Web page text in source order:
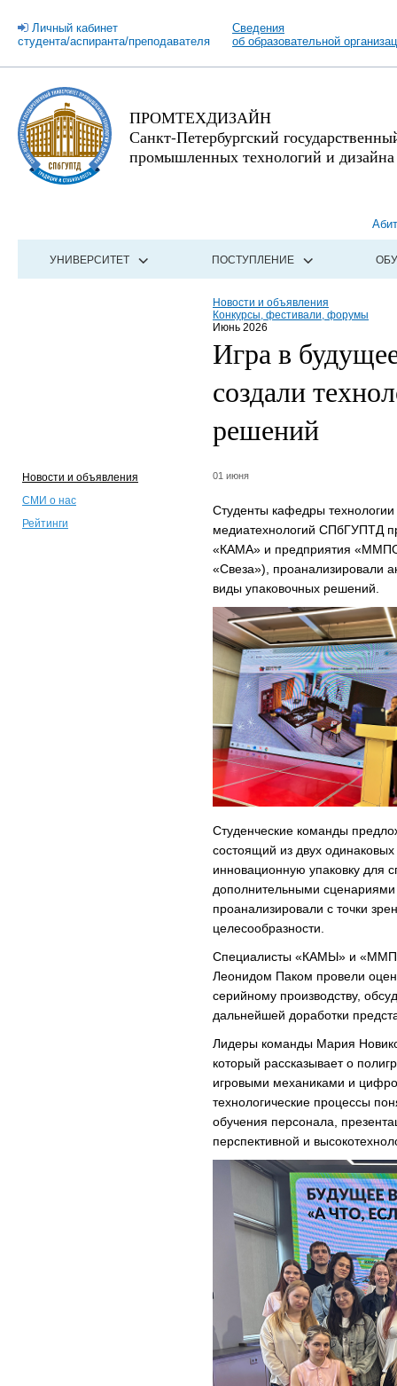
Личный кабинет
студента/аспиранта/преподавателя
Сведения
об образовательной
ПРОМТЕХДИЗАЙН
Санкт-Петербургский
промышленных технологий и дизайна
УНИВЕРСИТЕТ ПОСТУПЛЕНИЕ
Новости и объявления
Конкурсы, фестивали, форумы
Июнь 2026
Игра в
создали
решений
Новости и объявления
СМИ о нас
Рейтинги
01 июня
Студенты кафедры
медиатехнологий СПбГУПТД
«КАМА» и предприятия
«Свеза»), проанализировали
виды упаковочных решений.
Студенческие команды
состоящий из двух
инновационную упаковку для
дополнительными
проанализировали с точки
целесообразности.
Специалисты «КАМЫ» и
Леонидом Паком провели
серийному производству,
дальнейшей доработки
Лидеры команды Мария
который рассказывает о
игровыми механиками и
технологические процессы
обучения персонала,
перспективной и